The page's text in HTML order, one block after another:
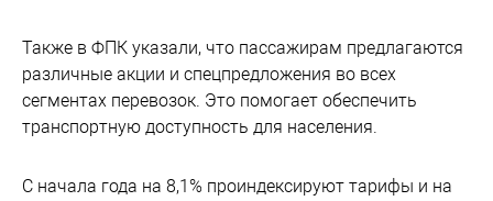
Также в ФПК указали, что пассажирам предлагаются
различные акции и спецпредложения во всех
сегментах перевозок. Это помогает обеспечить
транспортную доступность для населения.
С начала года на 8,1% проиндексируют тарифы и на